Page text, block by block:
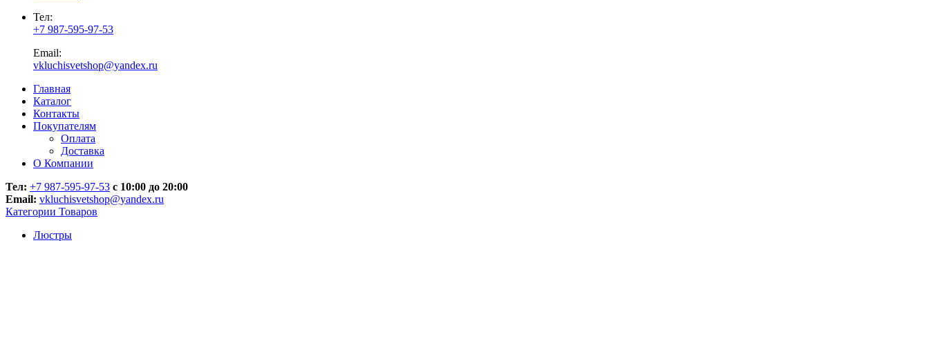
Тел:
+7 987-595-97-53
Email:
vkluchisvetshop@yandex.ru
Главная
Каталог
Контакты
Покупателям
Оплата
Доставка
О Компании
Тел: +7 987-595-97-53 с 10:00 до 20:00
Email: vkluchisvetshop@yandex.ru
Категории Товаров
Люстры